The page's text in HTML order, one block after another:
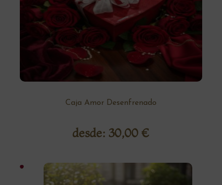
Caja Amor Desenfrenado
desde: 30,00 €